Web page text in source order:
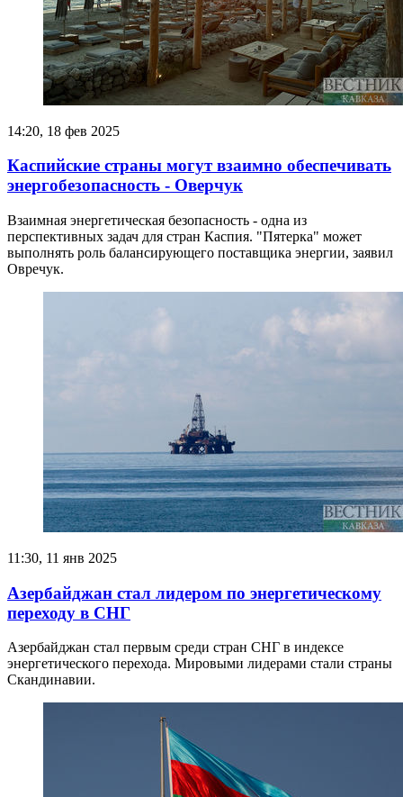
14:20, 18 фев 2025
Каспийские страны могут взаимно обеспечивать
энергобезопасность - Оверчук
Взаимная энергетическая безопасность - одна из
перспективных задач для стран Каспия. "Пятерка" может
выполнять роль балансирующего поставщика энергии, заявил
Овречук.
11:30, 11 янв 2025
Азербайджан стал лидером по энергетическому
переходу в СНГ
Азербайджан стал первым среди стран СНГ в индексе
энергетического перехода. Мировыми лидерами стали страны
Скандинавии.